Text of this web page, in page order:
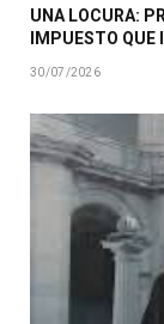
UNA LOCURA:
IMPUESTO QUE
30/07/2026